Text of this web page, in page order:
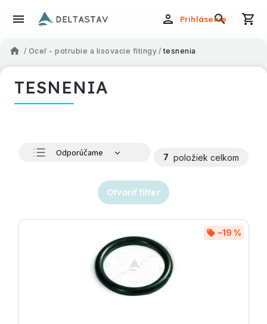
Prihlásenie
/ Oceľ - potrubie a lisovacie fitingy / tesnenia
TESNENIA
Odporúčame
7 položiek celkom
Otvoriť filter
–19 %